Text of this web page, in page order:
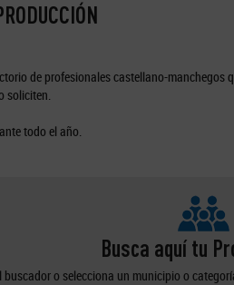
de profesionales castellano-manchegos
soliciten.
todo el año.
Busca aquí tu
buscador o selecciona un municipio o